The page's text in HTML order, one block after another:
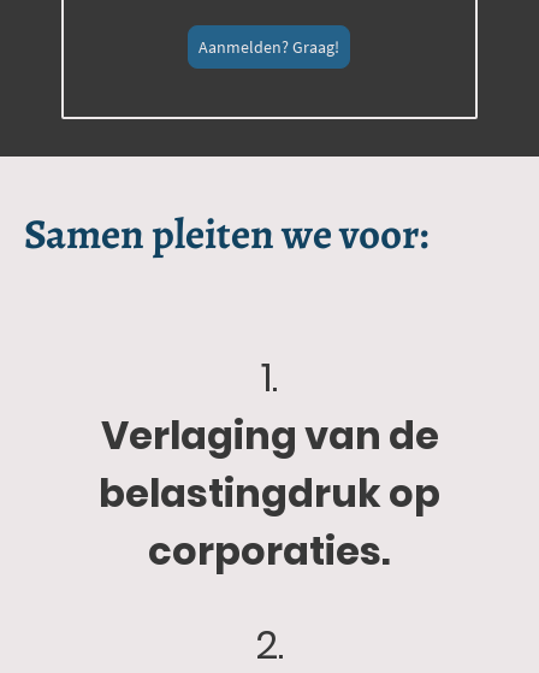
Aanmelden? Graag!
Samen pleiten we voor:
1.
Verlaging van de
belastingdruk op
corporaties.
2.